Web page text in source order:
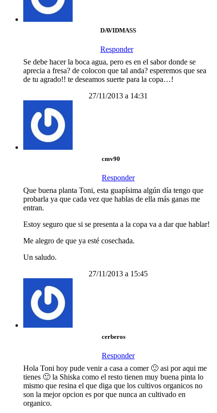
DAVIDMASS
Responder
Se debe hacer la boca agua, pero es en el sabor donde se
aprecia a fresa? de colocon que tal anda? esperemos que sea
de tu agrado!! te deseamos suerte para la copa…!
27/11/2013 a 14:31
cmv90
Responder
Que buena planta Toni, esta guapísima algún día tengo que
probarla ya que cada vez que hablas de ella más ganas me
entran.
Estoy seguro que si se presenta a la copa va a dar que hablar!
Me alegro de que ya esté cosechada.
Un saludo.
27/11/2013 a 15:45
cerberos
Responder
Hola Toni hoy pude venir a casa a comer 🙂 asi por aqui me
tienes 🙂 la Shiska como el resto tienen muy buena pinta lo
mismo que resina el que diga que los cultivos organicos no
son la mejor opcion es por que nunca an cultivado en
organico.